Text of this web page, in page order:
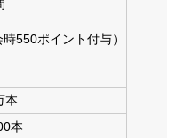
時550ポイント付与）
本
本